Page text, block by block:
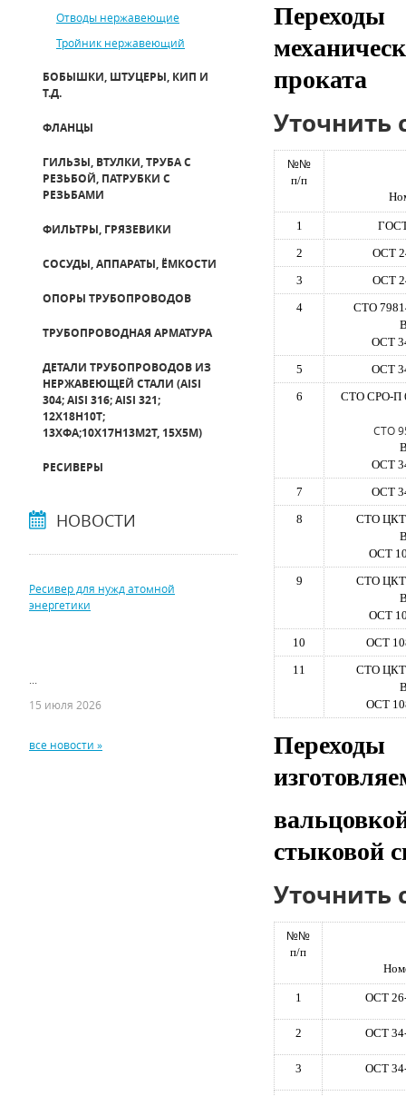
Отводы нержавеющие
Тройник нержавеющий
БОБЫШКИ, ШТУЦЕРЫ, КИП И
Т.Д.
ФЛАНЦЫ
ГИЛЬЗЫ, ВТУЛКИ, ТРУБА С
РЕЗЬБОЙ, ПАТРУБКИ С
РЕЗЬБАМИ
ФИЛЬТРЫ, ГРЯЗЕВИКИ
СОСУДЫ, АППАРАТЫ, ЁМКОСТИ
ОПОРЫ ТРУБОПРОВОДОВ
ТРУБОПРОВОДНАЯ АРМАТУРА
ДЕТАЛИ ТРУБОПРОВОДОВ ИЗ
НЕРЖАВЕЮЩЕЙ СТАЛИ (AISI
304; AISI 316; AISI 321;
12Х18Н10Т;
13ХФА;10Х17Н13М2Т, 15Х5М)
РЕСИВЕРЫ
НОВОСТИ
Ресивер для нужд атомной
энергетики
15 июля 2026
все новости »
проката
Уточнить
№№
п/п
1
2
ОСТ
3
ОСТ
4
СТО
ОСТ
5
ОСТ
6
СТО СРО-П
СТО
ОСТ
7
ОСТ
8
СТО
ОСТ
9
СТО
ОСТ
10
ОСТ
11
СТО
ОСТ
Переходы
стыковой
Уточнить
№№
п/п
1 ОСТ
2 ОСТ
3 ОСТ